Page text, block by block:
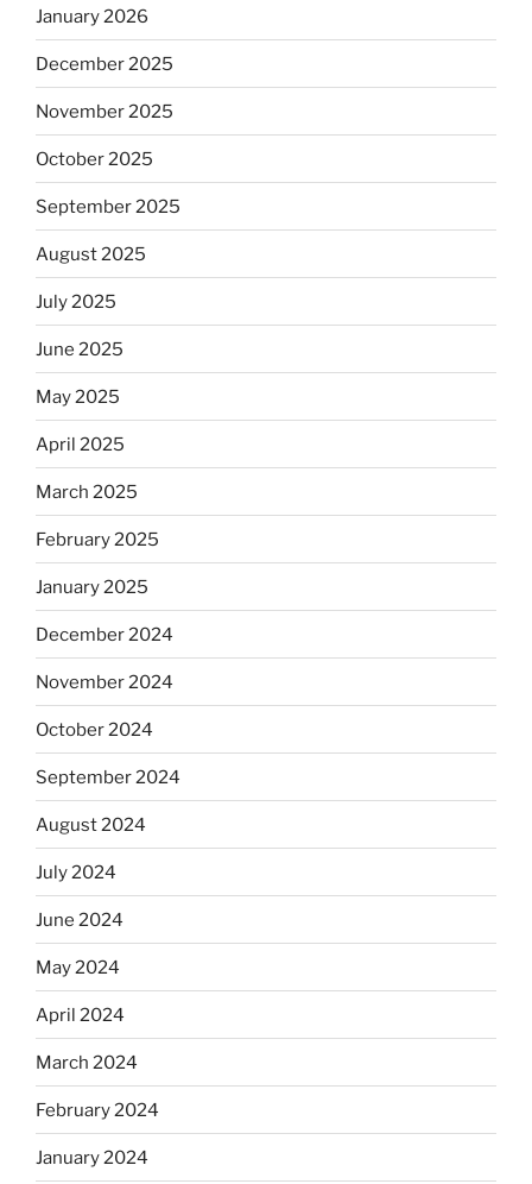
January 2026
December 2025
November 2025
October 2025
September 2025
August 2025
July 2025
June 2025
May 2025
April 2025
March 2025
February 2025
January 2025
December 2024
November 2024
October 2024
September 2024
August 2024
July 2024
June 2024
May 2024
April 2024
March 2024
February 2024
January 2024